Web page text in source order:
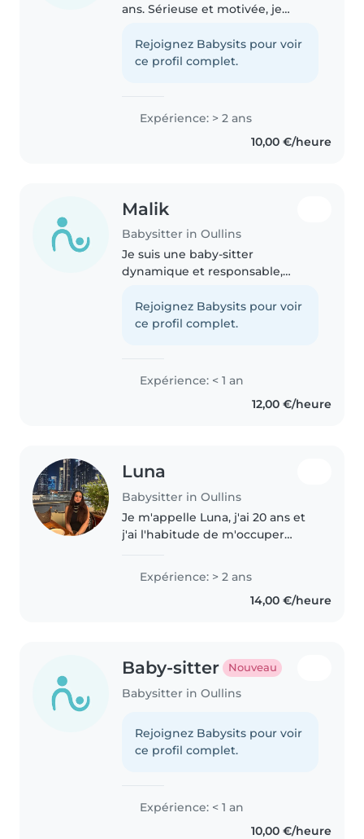
ans. Sérieuse et motivée, je
Disponible mercredis et
vendredis après-midi et tous les
Rejoignez Babysits pour voir
ce profil complet.
Expérience: > 2 ans
10,00 €/heure
Malik
Babysitter in Oullins
Je suis une baby-sitter
dynamique et responsable,
enfants. Je parle couramment
français et anglais. Actuellement
Rejoignez Babysits pour voir
ce profil complet.
Expérience: < 1 an
12,00 €/heure
Luna
Babysitter in Oullins
Je m'appelle Luna, j'ai 20 ans et
j'ai l'habitude de m'occuper
âge, notamment de mes deux
petites sœurs de 12 et 10 ans. Je
travaille actuellement..
Expérience: > 2 ans
14,00 €/heure
Baby-sitter Nouveau
Babysitter in Oullins
Rejoignez Babysits pour voir
ce profil complet.
Expérience: < 1 an
10,00 €/heure